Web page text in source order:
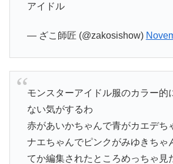
アイドル
— ざこ師匠 (@zakosishow)
モンスターアイドル服のカラー的
ない気がするわ
赤があいかちゃんで青がカエデち
ナエちゃんでピンクがみゆきちゃ
てか編集されたところめっちゃ見